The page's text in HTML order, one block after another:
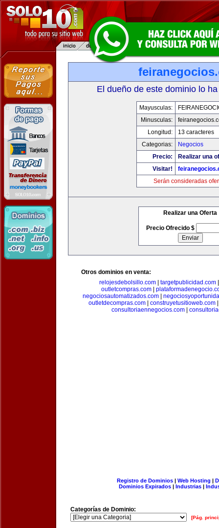
El dueño de este dominio lo
Mayusculas:
Minusculas:
Longitud:
13 caracteres
Categorias:
Negocios
Precio:
Realizar una
Visitar!
Serán consideradas
Realizar una Oferta
Precio Ofrecido $
Otros dominios en venta:
relojesdebolsillo.com| targetpublicidad.com
outletcompras.com
negociosautomatizados.com|
outletdecompras.com
construyetusitioweb.com
consultoriaennegocios.com
Registro de Dominios| Web Hosting |
Dominios Expirados | Industrias |
Categorías de Dominio:
[Pág.